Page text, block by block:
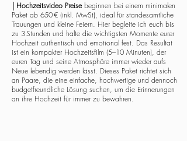
Hochzeitsvideo Preisebeginnen bei einem minimalen
Paket ab 650 € (inkl. MwSt), ideal für standesamtliche
Trauungen und kleine Feiern. Hier begleite ich euch bis
zu 3 Stunden und halte die wichtigsten Momente eurer
Hochzeit authentisch und emotional fest. Das Resultat
ist ein kompakter Hochzeitsfilm (5–10 Minuten), der
euren Tag und seine Atmosphäre immer wieder aufs
Neue lebendig werden lässt. Dieses Paket richtet sich
an Paare, die eine einfache, hochwertige und dennoch
budgetfreundliche Lösung suchen, um die Erinnerungen
an ihre Hochzeit für immer zu bewahren.